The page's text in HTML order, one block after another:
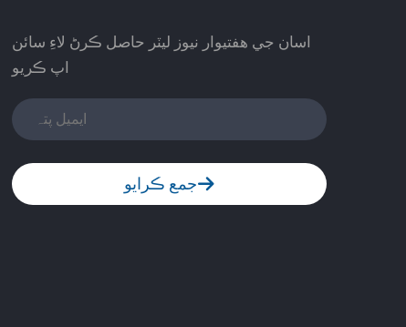
اسان جي هفتيوار نيوز ليٽر حاصل ڪرڻ لاءِ سائن
اپ ڪريو
جمع ڪرايو